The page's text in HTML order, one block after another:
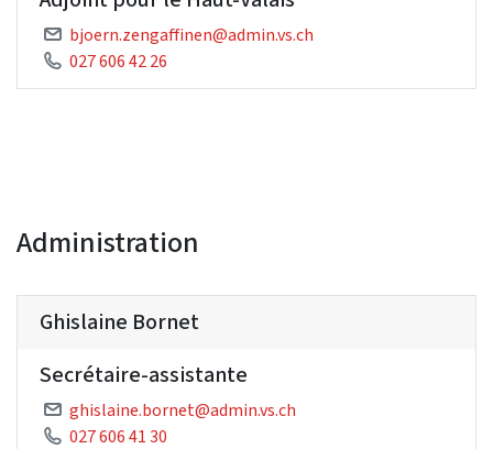
bjoern.zengaffinen@admin.vs.ch
027 606 42 26
Administration
Ghislaine Bornet
Secrétaire-assistante
ghislaine.bornet@admin.vs.ch
027 606 41 30